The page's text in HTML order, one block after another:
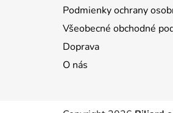
Podmienky ochrany
Všeobecné obchodné
Doprava
O nás